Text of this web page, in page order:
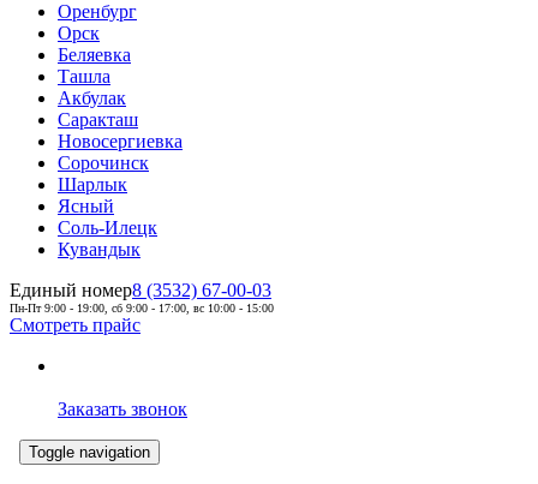
Оренбург
Орск
Беляевка
Ташла
Акбулак
Саракташ
Новосергиевка
Сорочинск
Шарлык
Ясный
Соль-Илецк
Кувандык
Единый номер8 (3532) 67-00-03
Пн-Пт 9:00 - 19:00, сб 9:00 - 17:00, вс 10:00 - 15:00
Смотреть прайс
Заказать звонок
Toggle navigation